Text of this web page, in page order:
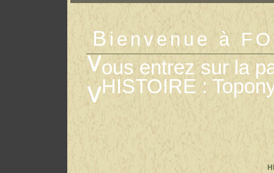
B ienvenue à
ous entrez sur la
HISTOIRE :